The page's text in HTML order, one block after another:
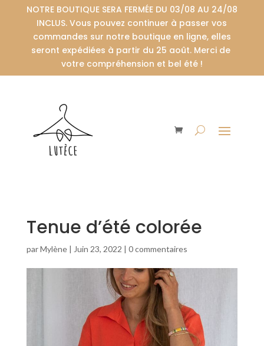
NOTRE BOUTIQUE SERA FERMÉE DU 03/08 AU 24/08
INCLUS. Vous pouvez continuer à passer vos
commandes sur notre boutique en ligne, elles
seront expédiées à partir du 25 août. Merci de
votre compréhension et bel été !
Tenue d’été colorée
parMylène| Juin 23, 2022 | 0 commentaires